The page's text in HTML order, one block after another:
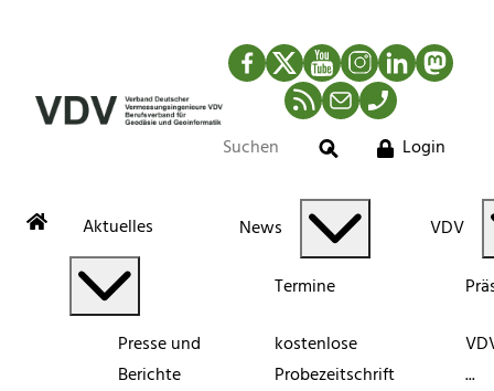
Facebook
TwitterYouTubeInstagram
LinkedIn
RSS-Newsfeed
MailTelefon
Suche
Login
Aktuelles
Presse und
Berichte
News
Termine
kostenlose
Probezeitschrift
VDV
...